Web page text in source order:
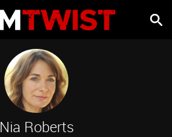
Nia Roberts